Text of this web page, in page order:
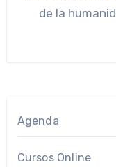
de la
Agenda
Cursos Online